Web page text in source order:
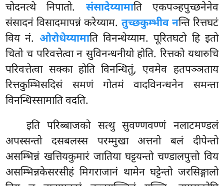
चोदनत्थे निपातो. संसादेय्यामाति एकपञ्हपुच्छनेनेव
संसादनं विसादमापन्नं करेय्याम. तुच्छकुम्भीव नन्ति रित्तघटं
विय नं. ओरोधेय्यामाति विनन्धेय्याम. पूरितघटो हि इतो
चितो च परिवत्तेत्वा न सुविनन्धनीयो होति. रित्तको यथारुचि
परिवत्तेत्वा सक्का होति विनन्धितुं, एवमेव हतपञ्ञताय
रित्तकुम्भिसदिसं समणं गोतमं वादविनन्धनेन समन्ता
विनन्धिस्सामाति वदति.
इति परिब्बाजको सत्थु सुवण्णवण्णं नलाटमण्डलं
अपस्सन्तो दसबलस्स परम्मुखा अत्तनो बलं दीपेन्तो
असम्भिन्नं खत्तियकुमारं जातिया घट्टयन्तो चण्डालपुत्तो विय
असम्भिन्नकेसरसीहं मिगराजानं थामेन घट्टेन्तो जरसिङ्गालो